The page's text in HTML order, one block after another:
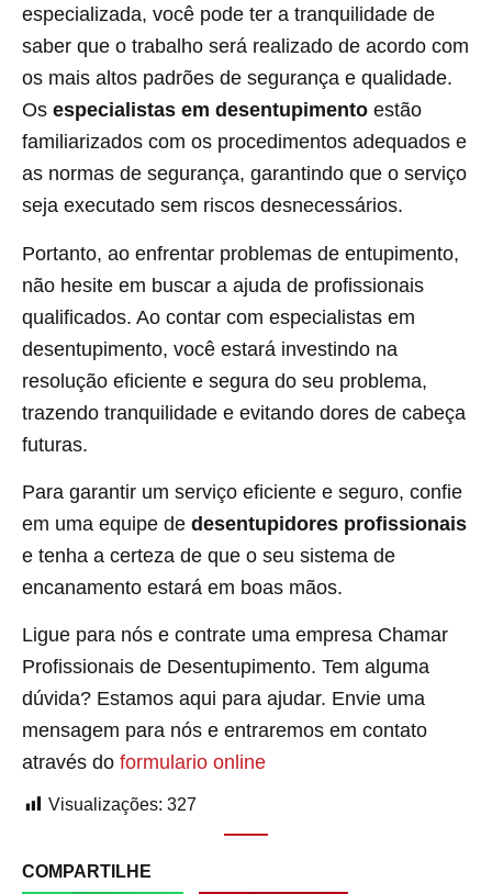
especializada, você pode ter a tranquilidade de
saber que o trabalho será realizado de acordo com
os mais altos padrões de segurança e qualidade.
Os especialistas em desentupimento estão
familiarizados com os procedimentos adequados e
as normas de segurança, garantindo que o serviço
seja executado sem riscos desnecessários.
Portanto, ao enfrentar problemas de entupimento,
não hesite em buscar a ajuda de profissionais
qualificados. Ao contar com especialistas em
desentupimento, você estará investindo na
resolução eficiente e segura do seu problema,
trazendo tranquilidade e evitando dores de cabeça
futuras.
Para garantir um serviço eficiente e seguro, confie
em uma equipe de desentupidores profissionais
e tenha a certeza de que o seu sistema de
encanamento estará em boas mãos.
Ligue para nós e contrate uma empresa Chamar
Profissionais de Desentupimento. Tem alguma
dúvida? Estamos aqui para ajudar. Envie uma
mensagem para nós e entraremos em contato
através do formulario online
Visualizações: 327
COMPARTILHE